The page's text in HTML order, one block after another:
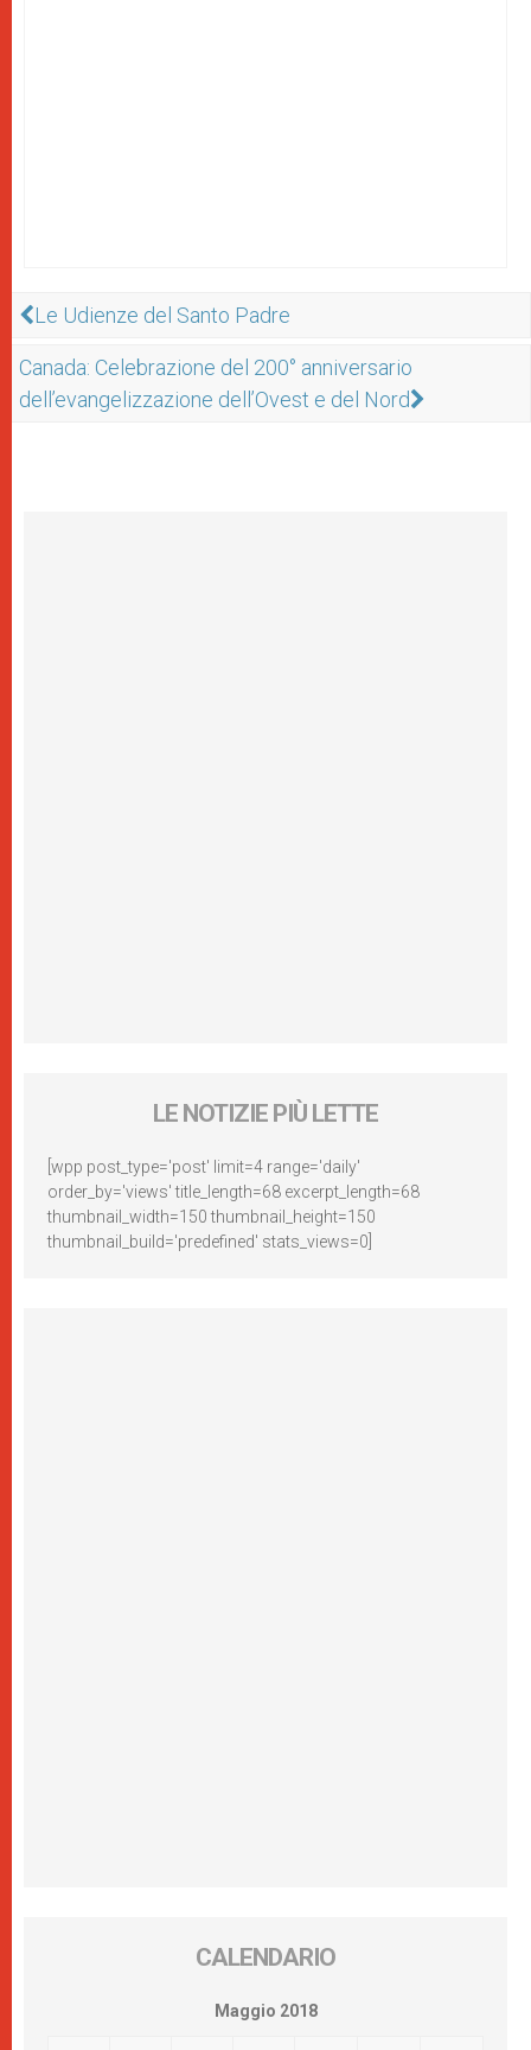
Le Udienze del Santo Padre
Canada: Celebrazione del 200° anniversario
dell’evangelizzazione dell’Ovest e del Nord
LE NOTIZIE PIÙ LETTE
[wpp post_type='post' limit=4 range='daily'
order_by='views' title_length=68 excerpt_length=68
thumbnail_width=150 thumbnail_height=150
thumbnail_build='predefined' stats_views=0]
CALENDARIO
Maggio 2018